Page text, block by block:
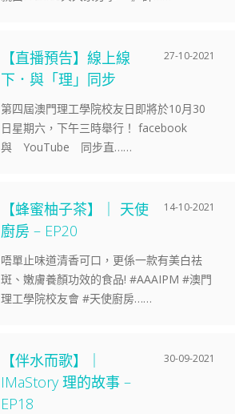
【直播預告】線上線
下．與「理」同步
27-10-2021
第四屆澳門理工學院校友日即將於10月30
日星期六，下午三時舉行！ facebook
與 YouTube 同步直……
【蜂蜜柚子茶】｜ 天使
廚房 – EP20
14-10-2021
唔單止味道清香可口，更係一款有美白祛
斑、嫩膚養顏功效的食品! #AAAIPM #澳門
理工學院校友會 #天使廚房……
【伴水而歌】｜
IMaStory 理的故事 –
EP18
30-09-2021